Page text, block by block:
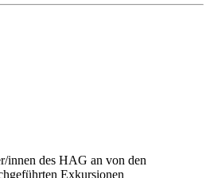
innen des HAG an von den
Exkursionen